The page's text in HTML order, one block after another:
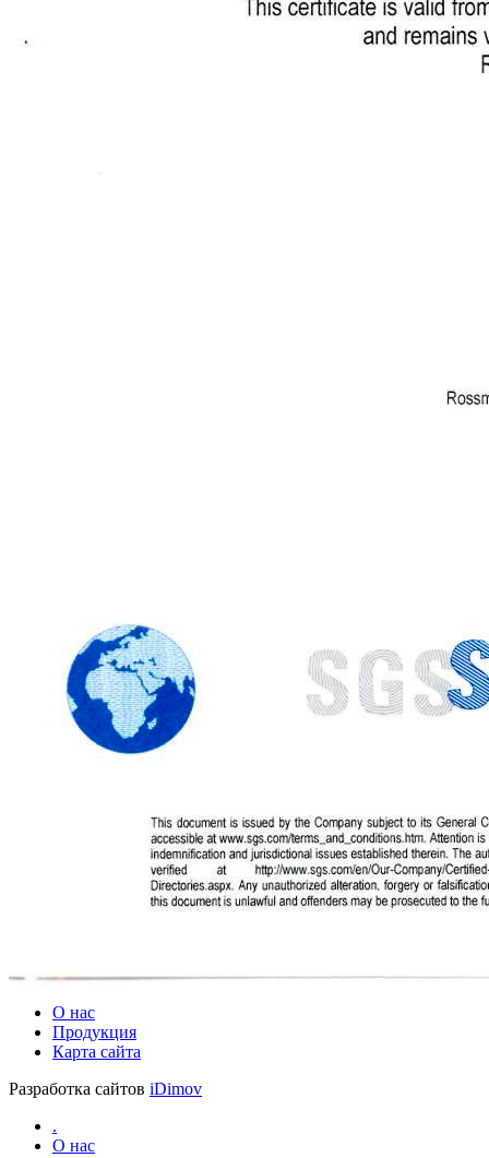
О нас
Продукция
Карта сайта
Разработка сайтов iDimov
.
О нас